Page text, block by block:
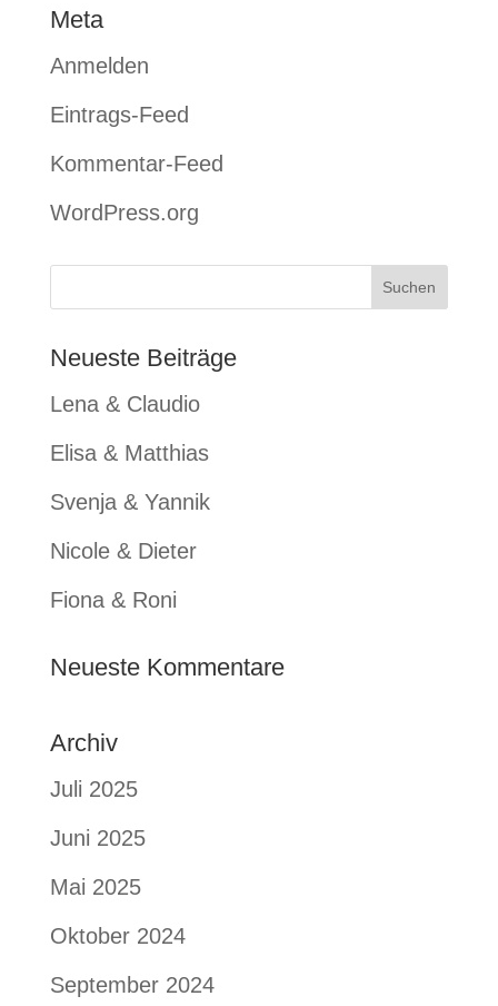
Meta
Anmelden
Eintrags-Feed
Kommentar-Feed
WordPress.org
Neueste Beiträge
Lena & Claudio
Elisa & Matthias
Svenja & Yannik
Nicole & Dieter
Fiona & Roni
Neueste Kommentare
Archiv
Juli 2025
Juni 2025
Mai 2025
Oktober 2024
September 2024